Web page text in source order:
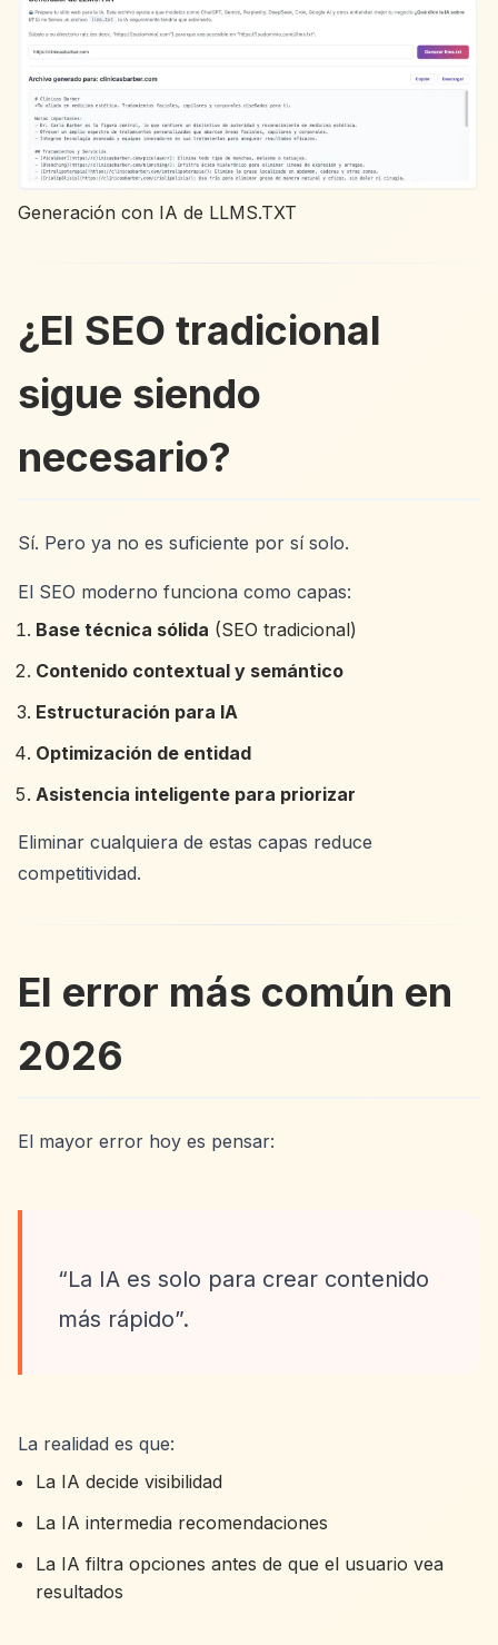
Generación con IA de LLMS.TXT
¿El SEO tradicional
sigue siendo
necesario?
Sí. Pero ya no es suficiente por sí solo.
El SEO moderno funciona como capas:
Base técnica sólida (SEO tradicional)
Contenido contextual y semántico
Estructuración para IA
Optimización de entidad
Asistencia inteligente para priorizar
Eliminar cualquiera de estas capas reduce
competitividad.
El error más común en
2026
El mayor error hoy es pensar:
“La IA es solo para crear contenido
más rápido”.
La realidad es que:
La IA decide visibilidad
La IA intermedia recomendaciones
La IA filtra opciones antes de que el usuario vea
resultados